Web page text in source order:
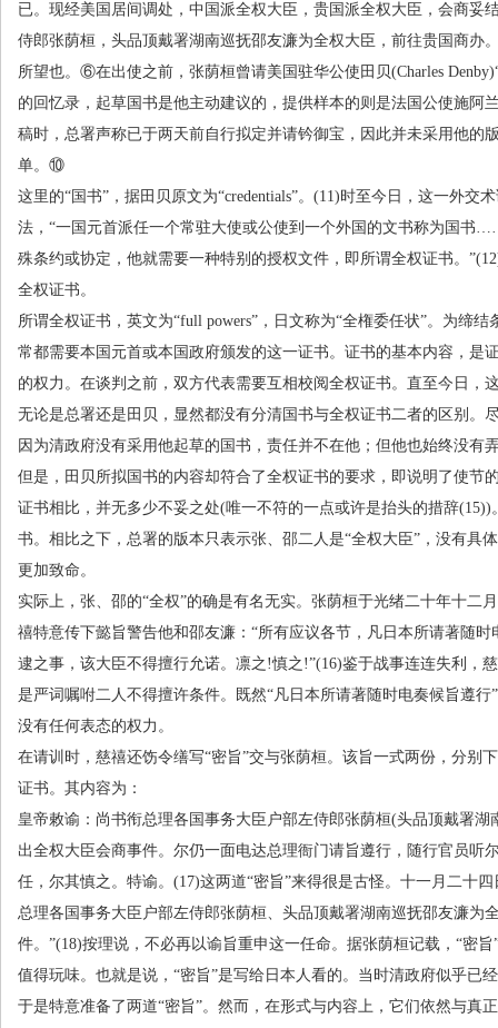
已。现经美国居间调处，中国派全权大臣，贵国派全权大臣，会商妥
侍郎张荫桓，头品顶戴署湖南巡抚邵友濂为全权大臣，前往贵国商办
所望也。⑥在出使之前，张荫桓曾请美国驻华公使田贝(Charles Denby)
的回忆录，起草国书是他主动建议的，提供样本的则是法国公使施阿
稿时，总署声称已于两天前自行拟定并请钤御宝，因此并未采用他
单。⑩
这里的“国书”，据田贝原文为“credentials”。 (11)时至今日，这一外交
法，“一国元首派任一个常驻大使或公使到一个外国的文书称为国
殊条约或协定，他就需要一种特别的授权文件，即所谓全权证书。”
全权证书。
所谓全权证书，英文为“full powers”，日文称为“全権委任状”。为缔
常都需要本国元首或本国政府颁发的这一证书。证书的基本内容，是
的权力。在谈判之前，双方代表需要互相校阅全权证书。直至今日，
无论是总署还是田贝，显然都没有分清国书与全权证书二者的区别。
因为清政府没有采用他起草的国书，责任并不在他；但他也始终没有
但是，田贝所拟国书的内容却符合了全权证书的要求，即说明了使节
证书相比，并无多少不妥之处(唯一不符的一点或许是抬头的措辞(15))
书。相比之下，总署的版本只表示张、邵二人是“全权大臣”，没有具
更加致命。
实际上，张、邵的“全权”的确是有名无实。张荫桓于光绪二十年十二
禧特意传下懿旨警告他和邵友濂：“所有应议各节，凡日本所请著随
逮之事，该大臣不得擅行允诺。凛之 !慎之 !”(16)鉴于战事连连失利，
是严词嘱咐二人不得擅许条件。既然“凡日本所请著随时电奏候旨遵
没有任何表态的权力。
在请训时，慈禧还饬令缮写“密旨”交与张荫桓。该旨一式两份，分别
证书。其内容为：
皇帝敕谕：尚书衔总理各国事务大臣户部左侍郎张荫桓(头品顶戴署湖
出全权大臣会商事件。尔仍一面电达总理衙门请旨遵行，随行官员听
任，尔其慎之。特谕。 (17)这两道“密旨”来得很是古怪。十一月二十四
总理各国事务大臣户部左侍郎张荫桓、头品顶戴署湖南巡抚邵友濂为
件。”(18)按理说，不必再以谕旨重申这一任命。据张荫桓记载，“密
值得玩味。也就是说，“密旨”是写给日本人看的。当时清政府似乎已
于是特意准备了两道“密旨”。然而，在形式与内容上，它们依然与真